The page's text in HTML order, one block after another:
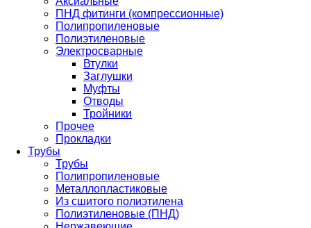
ПНД фитинги (компрессионные)
Полипропиленовые
Полиэтиленовые
Электросварные
Втулки
Заглушки
Муфты
Отводы
Тройники
Прочее
Прокладки
Трубы
Трубы
Полипропиленовые
Металлопластиковые
Из сшитого полиэтилена
Полиэтиленовые (ПНД)